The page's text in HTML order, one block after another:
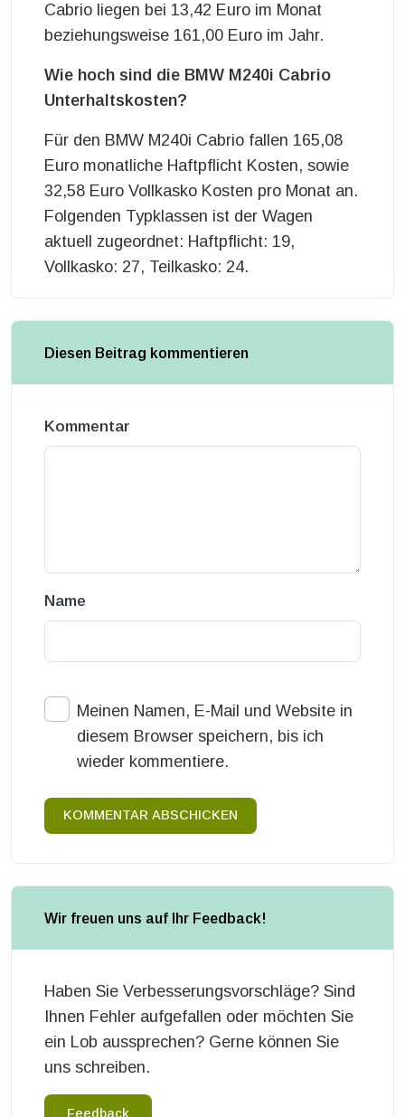
Cabrio liegen bei 13,42 Euro im Monat
beziehungsweise 161,00 Euro im Jahr.
Wie hoch sind die BMW M240i Cabrio
Unterhaltskosten?
Für den BMW M240i Cabrio fallen 165,08
Euro monatliche Haftpflicht Kosten, sowie
32,58 Euro Vollkasko Kosten pro Monat an.
Folgenden Typklassen ist der Wagen
aktuell zugeordnet: Haftpflicht: 19,
Vollkasko: 27, Teilkasko: 24.
Diesen Beitrag kommentieren
Kommentar
Name
Meinen Namen, E-Mail und Website in
diesem Browser speichern, bis ich
wieder kommentiere.
KOMMENTAR ABSCHICKEN
Wir freuen uns auf Ihr Feedback!
Haben Sie Verbesserungsvorschläge? Sind
Ihnen Fehler aufgefallen oder möchten Sie
ein Lob aussprechen? Gerne können Sie
uns schreiben.
Feedback